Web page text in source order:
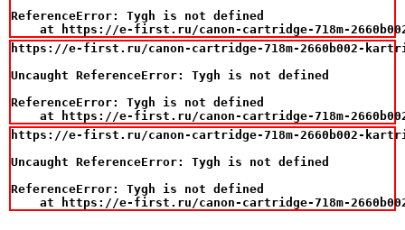
ReferenceError: Tygh is not defined
at https://e-first.ru/canon-cartridge-718m-
https://e-first.ru/canon-cartridge-718m-2660b002-
Uncaught ReferenceError: Tygh is not defined
ReferenceError: Tygh is not defined
at https://e-first.ru/canon-cartridge-718m-
https://e-first.ru/canon-cartridge-718m-2660b002-
Uncaught ReferenceError: Tygh is not defined
ReferenceError: Tygh is not defined
at https://e-first.ru/canon-cartridge-718m-